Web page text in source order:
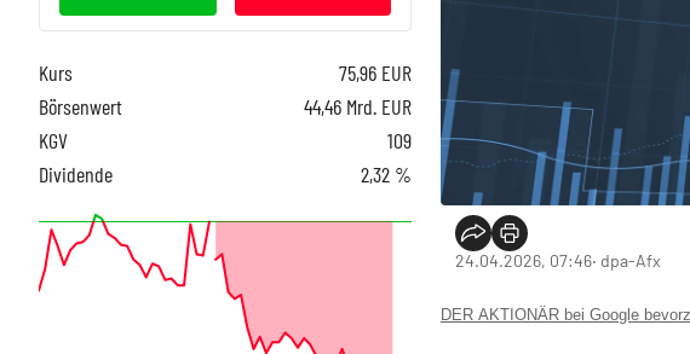
24.04.2026, 07:46‧ dpa-Afx
DER AKTIONÄR bei Google
Kurs 75,96 EUR
Börsenwert
44,46 Mrd. EUR
KGV
109
Dividende
2,32 %